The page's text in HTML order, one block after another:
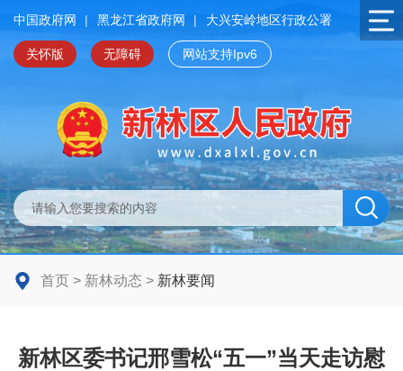
中国政府网 | 黑龙江省政府网 | 大兴安岭地区行政公署
关怀版 无障碍 网站支持Ipv6
首页 > 新林动态 > 新林要闻
新林区委书记邢雪松“五一”当天走访慰